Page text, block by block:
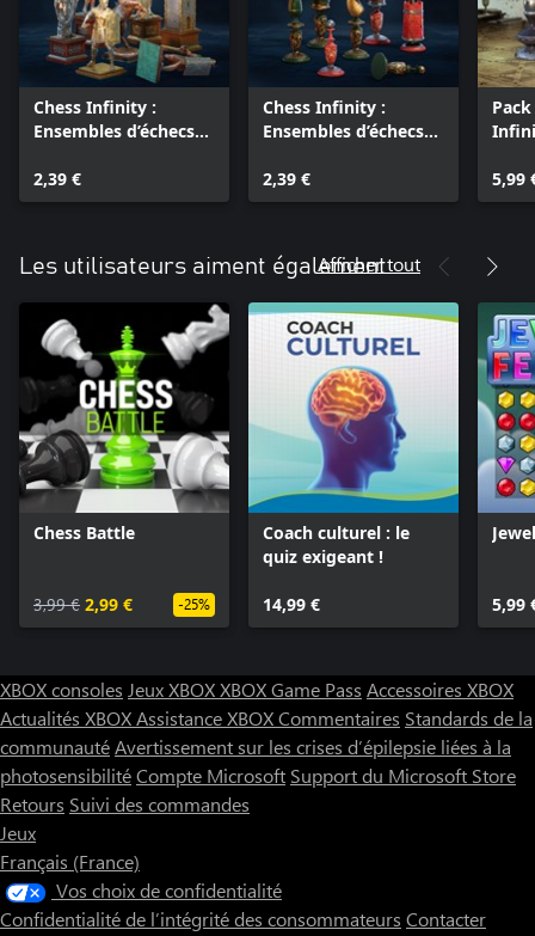
Chess Infinity :
Ensembles d’échecs
2,39 €
Chess Infinity :
Ensembles d’échecs
2,39 €
5,99
Les utilisateurs aiment également
Afficher tout
Chess Battle
3,99 € 2,99 € -25%
Coach culturel : le
quiz exigeant !
14,99 € 5,99
XBOX consoles Jeux XBOXXBOX Game Pass Accessoires XBOX
Actualités XBOXAssistance XBOXCommentaires Standards de la
communautéAvertissement sur les crises d’épilepsie liées à la
photosensibilitéCompte Microsoft Support du Microsoft Store
Retours Suivi des commandes
Jeux
Français (France)
Vos choix de confidentialité
Confidentialité de l’intégrité des consommateurs Contacter